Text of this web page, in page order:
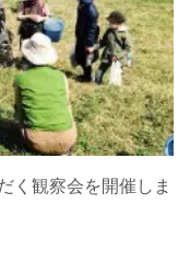
く観察会を開催しま